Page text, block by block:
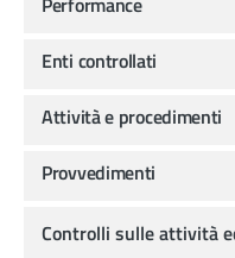
Enti controllati
Attività e procedimenti
Provvedimenti
Controlli sulle attività